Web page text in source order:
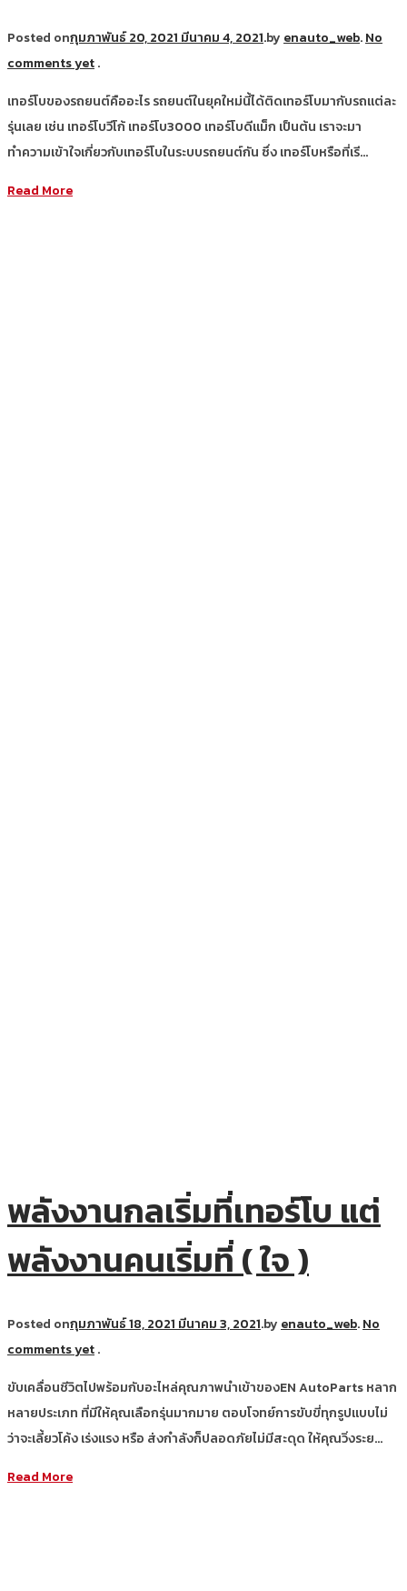
Posted onกุมภาพันธ์ 20, 2021มีนาคม 4, 2021.byenauto_web.No
comments yet.
เทอร์โบของรถยนต์คืออะไร รถยนต์ในยุคใหม่นี้ได้ติดเทอร์โบมากับรถแต่ละ
รุ่นเลย เช่น เทอร์โบวีโก้ เทอร์โบ3000 เทอร์โบดีแม็ก เป็นต้น เราจะมา
ทำความเข้าใจเกี่ยวกับเทอร์โบในระบบรถยนต์กัน ซึ่ง เทอร์โบหรือที่เรี…
Read More
พลังงานกลเริ่มที่เทอร์โบ แต่
พลังงานคนเริ่มที่ ( ใจ )
Posted onกุมภาพันธ์ 18, 2021 มีนาคม 3, 2021.by enauto_web.No
comments yet.
ขับเคลื่อนชีวิตไปพร้อมกับอะไหล่คุณภาพนำเข้าของEN AutoParts หลาก
หลายประเภท ที่มีให้คุณเลือกรุ่นมากมาย ตอบโจทย์การขับขี่ทุกรูปแบบไม่
ว่าจะเลี้ยวโค้ง เร่งแรง หรือ ส่งกำลังก็ปลอดภัยไม่มีสะดุด ให้คุณวิ่งระย…
Read More